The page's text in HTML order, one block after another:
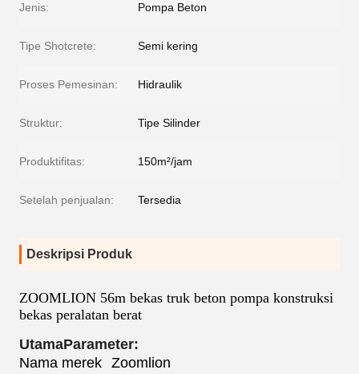
Jenis: Pompa Beton
Tipe Shotcrete: Semi kering
Proses Pemesinan: Hidraulik
Struktur: Tipe Silinder
Produktifitas: 150m²/jam
Setelah penjualan: Tersedia
Deskripsi Produk
ZOOMLION 56m bekas truk beton pompa konstruksi
bekas peralatan berat
UtamaParameter:
Nama merek Zoomlion